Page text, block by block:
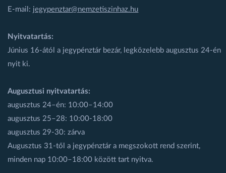
E-mail: jegypenztar@nemzetiszinhaz.hu
Nyitvatartás:
Június 16-ától a jegypénztár bezár, legközelebb augusztus 24-én
nyit ki.
Augusztusi nyitvatartás:
augusztus 24–én: 10:00–14:00
augusztus 25–28: 10:00-18:00
augusztus 29-30: zárva
Augusztus 31-től a jegypénztár a megszokott rend szerint,
minden nap 10:00–18:00 között tart nyitva.